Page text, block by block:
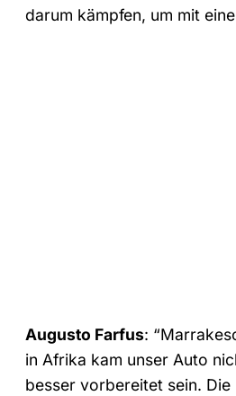
darum kämpfen, um mit
Augusto Farfus:
in Afrika kam unser Auto
besser vorbereitet sein.